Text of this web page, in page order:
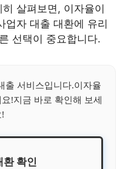
살펴보면, 이자율이
업자 대출 대환에 유리
선택이 중요합니다.
출 서비스입니다.이자율
!지금 바로 확인해 보세
환 확인